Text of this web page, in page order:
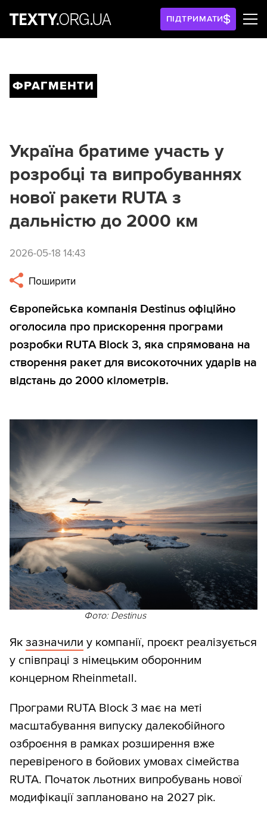
ПІДТРИМАТИ
ФРАГМЕНТИ
Україна братиме участь у
розробці та випробуваннях
нової ракети RUTA з
дальністю до 2000 км
2026-05-18 14:43
Поширити
Європейська компанія Destinus офіційно
оголосила про прискорення програми
розробки RUTA Block 3, яка спрямована на
створення ракет для високоточних ударів на
відстань до 2000 кілометрів.
Фото: Destinus
Як зазначили у компанії, проєкт реалізується
у співпраці з німецьким оборонним
концерном Rheinmetall.
Програми RUTA Block 3 має на меті
масштабування випуску далекобійного
озброєння в рамках розширення вже
перевіреного в бойових умовах сімейства
RUTA. Початок льотних випробувань нової
модифікації заплановано на 2027 рік.